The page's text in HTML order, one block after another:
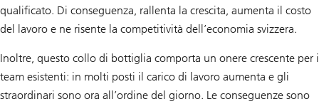
qualificato. Di conseguenza, rallenta la crescita, aumenta il costo
del lavoro e ne risente la competitività dell’economia svizzera.
Inoltre, questo collo di bottiglia comporta un onere crescente per i
team esistenti: in molti posti il carico di lavoro aumenta e gli
straordinari sono ora all’ordine del giorno. Le conseguenze sono